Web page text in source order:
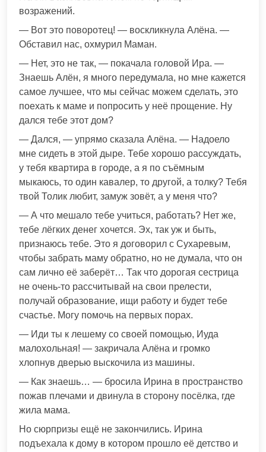
возражений.
— Вот это поворотец! — воскликнула Алёна. —
Обставил нас, охмурил Маман.
— Нет, это не так, — покачала головой Ира. —
Знаешь Алён, я много передумала, но мне кажется
самое лучшее, что мы сейчас можем сделать, это
поехать к маме и попросить у неё прощение. Ну
дался тебе этот дом?
— Дался, — упрямо сказала Алёна. — Надоело
мне сидеть в этой дыре. Тебе хорошо рассуждать,
у тебя квартира в городе, а я по съёмным
мыкаюсь, то один кавалер, то другой, а толку? Тебя
твой Толик любит, замуж зовёт, а у меня что?
— А что мешало тебе учиться, работать? Нет же,
тебе лёгких денег хочется. Эх, так уж и быть,
признаюсь тебе. Это я договорил с Сухаревым,
чтобы забрать маму обратно, но не думала, что он
сам лично её заберёт… Так что дорогая сестрица
не очень-то рассчитывай на свои прелести,
получай образование, ищи работу и будет тебе
счастье. Могу помочь на первых порах.
— Иди ты к лешему со своей помощью, Иуда
малохольная! — закричала Алёна и громко
хлопнув дверью выскочила из машины.
— Как знаешь… — бросила Ирина в пространство
пожав плечами и двинула в сторону посёлка, где
жила мама.
Но сюрпризы ещё не закончились. Ирина
подъехала к дому в котором прошло её детство и